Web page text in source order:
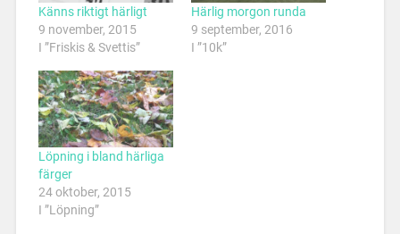
Känns riktigt härligt
9 november, 2015
I ”Friskis & Svettis”
Härlig morgon runda
9 september, 2016
I ”10k”
Löpning i bland härliga
färger
24 oktober, 2015
I ”Löpning”